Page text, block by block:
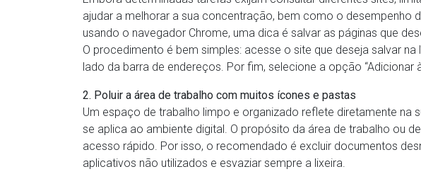
ajudar a melhorar a sua concentração, bem como o desempenho
usando o navegador Chrome, uma dica é salvar as páginas que
O procedimento é bem simples: acesse o site que deseja salvar
lado da barra de endereços. Por fim, selecione a opção “Adicionar
2. Poluir a área de trabalho com muitos ícones e pastas
Um espaço de trabalho limpo e organizado reflete diretamente na
se aplica ao ambiente digital. O propósito da área de trabalho ou
acesso rápido. Por isso, o recomendado é excluir documentos
aplicativos não utilizados e esvaziar sempre a lixeira.